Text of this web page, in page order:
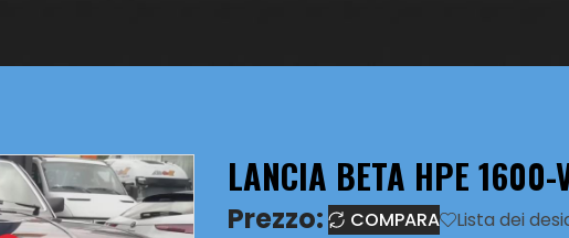
LANCIA BETA HPE 1600-
Prezzo: COMPARA Lista dei